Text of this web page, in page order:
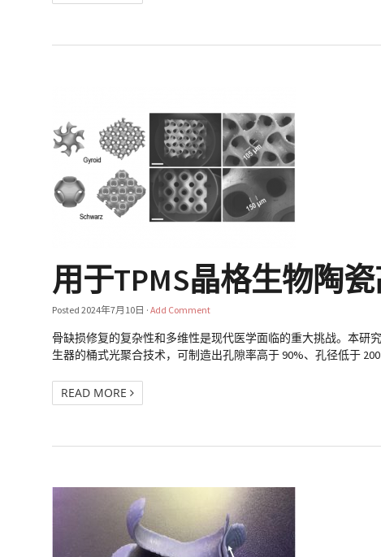
用于TPMS晶格生物陶
Posted2024年7月10日 ·Add Comment
骨缺损修复的复杂性和多维性是现代医学面临的重大挑战。本研
生器的桶式光聚合技术，可制造出孔隙率高于 90%、孔径低于 200
READ MORE